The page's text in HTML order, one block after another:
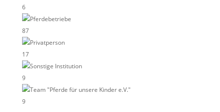
6
Pferdebetriebe
87
Privatperson
17
Sonstige Institution
9
Team "Pferde für unsere Kinder e.V."
9